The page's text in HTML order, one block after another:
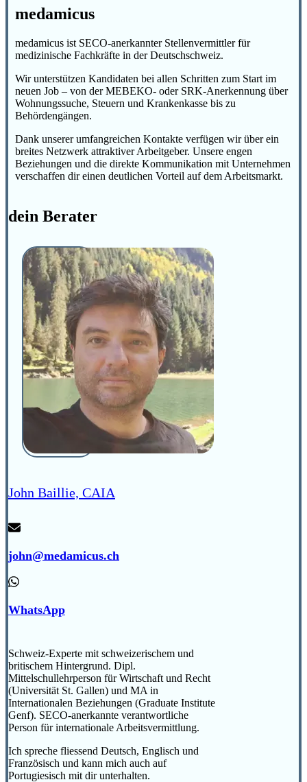
medamicus
medamicus ist SECO-anerkannter Stellenvermittler für
medizinische Fachkräfte in der Deutschschweiz.
Wir unterstützen Kandidaten bei allen Schritten zum Start im
neuen Job – von der MEBEKO- oder SRK-Anerkennung über
Wohnungssuche, Steuern und Krankenkasse bis zu
Behördengängen.
Dank unserer umfangreichen Kontakte verfügen wir über ein
breites Netzwerk attraktiver Arbeitgeber. Unsere engen
Beziehungen und die direkte Kommunikation mit Unternehmen
verschaffen dir einen deutlichen Vorteil auf dem Arbeitsmarkt.
dein Berater
John Baillie, CAIA
john@medamicus.ch
WhatsApp
Schweiz-Experte mit schweizerischem und
britischem Hintergrund. Dipl.
Mittelschullehrperson für Wirtschaft und Recht
(Universität St. Gallen) und MA in
Internationalen Beziehungen (Graduate Institute
Genf). SECO-anerkannte verantwortliche
Person für internationale Arbeitsvermittlung.
Ich spreche fliessend Deutsch, Englisch und
Französisch und kann mich auch auf
Portugiesisch mit dir unterhalten.